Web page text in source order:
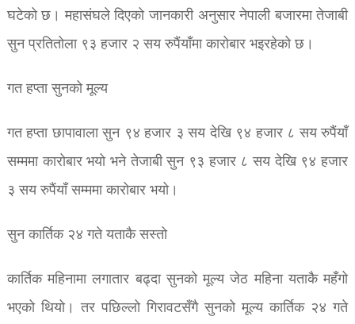
घटेको छ। महासंघले दिएको जानकारी अनुसार नेपाली बजारमा तेजाबी
सुन प्रतितोला ९३ हजार २ सय रुपैंयाँमा कारोबार भइरहेको छ।
गत हप्ता सुनको मूल्य
गत हप्ता छापावाला सुन ९४ हजार ३ सय देखि ९४ हजार ८ सय रुपैंयाँ
सम्ममा कारोबार भयो भने तेजाबी सुन ९३ हजार ८ सय देखि ९४ हजार
३ सय रुपैंयाँ सम्ममा कारोबार भयो।
सुन कार्तिक २४ गते यताकै सस्तो
कार्तिक महिनामा लगातार बढ्दा सुनको मूल्य जेठ महिना यताकै महँगो
भएको थियो। तर पछिल्लो गिरावटसँगै सुनको मूल्य कार्तिक २४ गते